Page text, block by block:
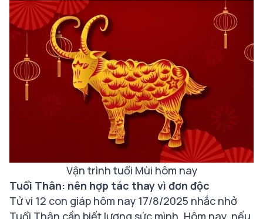
Vận trình tuổi Mùi hôm nay
Tuổi Thân: nên hợp tác thay vì đơn độc
Tử vi 12 con giáp hôm nay 17/8/2025 nhắc nhở
Tuổi Thân cần biết lượng sức mình. Hôm nay, nếu